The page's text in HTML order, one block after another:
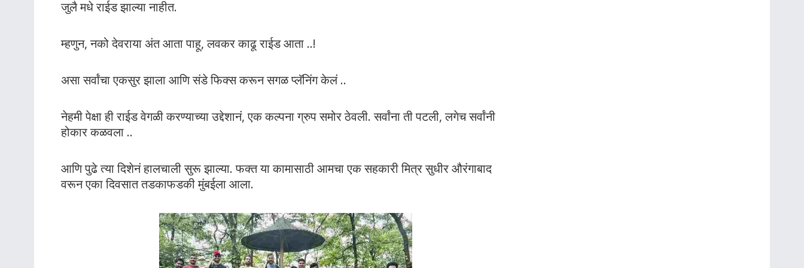
जुलै मधे राईड झाल्या नाहीत.
म्हणुन, नको देवराया अंत आता पाहू, लवकर काढू राईड आता ..!
असा सर्वांचा एकसुर झाला आणि संडे फिक्स करून सगळ प्लॅनिंग केलं ..
नेहमी पेक्षा ही राईड वेगळी करण्याच्या उद्देशानं, एक कल्पना ग्रुप समोर ठेवली. सर्वांना ती पटली, लगेच सर्वांनी
होकार कळवला ..
आणि पुढे त्या दिशेनं हालचाली सुरू झाल्या. फक्त या कामासाठी आमचा एक सहकारी मित्र सुधीर औरंगाबाद
वरून एका दिवसात तडकाफडकी मुंबईला आला.